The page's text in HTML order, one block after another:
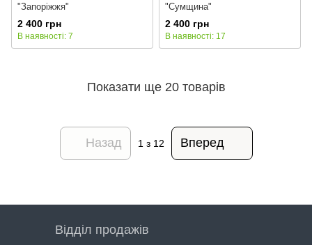
"Запоріжжя"
2 400 грн
В наявності: 7
"Сумщина"
2 400 грн
В наявності: 17
Показати ще 20 товарів
Назад 1 з 12 Вперед
Відділ продажів